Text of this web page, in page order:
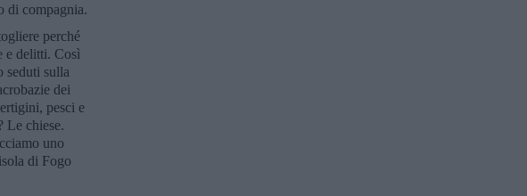
di compagnia.
perché
e delitti. Così
seduti sulla
dei
pesci e
Le chiese.
uno
di Fogo